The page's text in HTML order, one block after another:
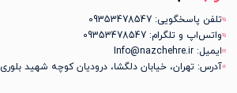
تلفن پاسخگویی: 09353478547
واتس‌اپ و تلگرام: 09353478547
ایمیل: Info@nazchehre.ir
آدرس: تهران، خیابان دلگشا، درودیان کوچه شهید بلوری